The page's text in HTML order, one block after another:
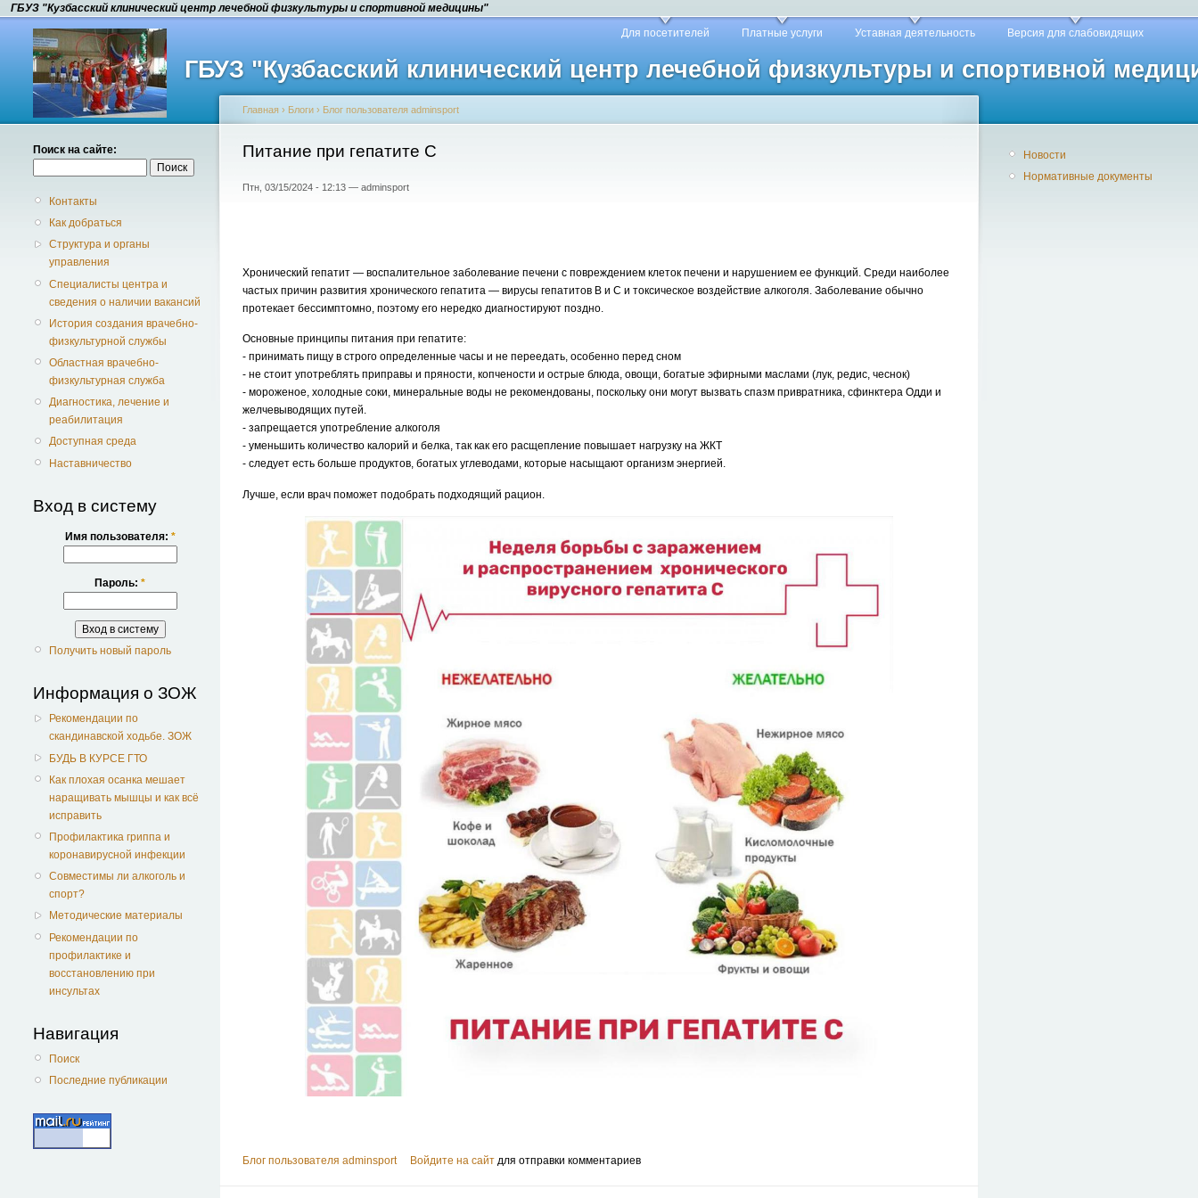
ГБУЗ "Кузбасский клинический центр лечебной физкультуры и спортивной медицины"
ГБУЗ "Кузбасский клинический центр лечебной физкультуры и спортивной
Для посетителей Платные услуги Уставная деятельность Версия для слабовидящих
Поиск на сайте:
Контакты
Как добраться
Структура и органы
управления
Специалисты центра и
сведения о наличии вакансий
История создания врачебно-
физкультурной службы
Областная врачебно-
физкультурная служба
Диагностика, лечение и
реабилитация
Доступная среда
Наставничество
Вход в систему
Имя пользователя: *
Пароль: *
Получить новый пароль
Информация о ЗОЖ
Рекомендации по
скандинавской ходьбе. ЗОЖ
БУДЬ В КУРСЕ ГТО
Как плохая осанка мешает
наращивать мышцы и как всё
исправить
Профилактика гриппа и
коронавирусной инфекции
Совместимы ли алкоголь и
спорт?
Методические материалы
Рекомендации по
профилактике и
восстановлению при
инсультах
Навигация
Поиск
Последние публикации
Главная › Блоги › Блог пользователя adminsport
Питание при гепатите С
Птн, 03/15/2024 - 12:13 — adminsport
Хронический гепатит — воспалительное заболевание печени с повреждением клеток печени и нарушением ее функций. Среди наиболее
частых причин развития хронического гепатита — вирусы гепатитов В и С и токсическое воздействие алкоголя. Заболевание обычно
протекает бессимптомно, поэтому его нередко диагностируют поздно.
Основные принципы питания при гепатите:
- принимать пищу в строго определенные часы и не переедать, особенно перед сном
- не стоит употреблять приправы и пряности, копчености и острые блюда, овощи, богатые эфирными маслами (лук, редис, чеснок)
- мороженое, холодные соки, минеральные воды не рекомендованы, поскольку они могут вызвать спазм привратника, сфинктера Одди и
желчевыводящих путей.
- запрещается употребление алкоголя
- уменьшить количество калорий и белка, так как его расщепление повышает нагрузку на ЖКТ
- следует есть больше продуктов, богатых углеводами, которые насыщают организм энергией.
Лучше, если врач поможет подобрать подходящий рацион.
Блог пользователя adminsport Войдите на сайт для отправки комментариев
Новости
Нормативные документы